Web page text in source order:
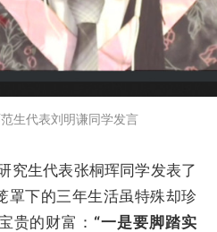
生代表刘明谦同学发言
究生代表张桐珲同学发表了
罩下的三年生活虽特殊却珍
贵的财富： “一是要脚踏实